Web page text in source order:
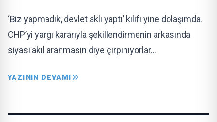
‘Biz yapmadık, devlet aklı yaptı’ kılıfı yine dolaşımda.
CHP’yi yargı kararıyla şekillendirmenin arkasında
siyasi akıl aranmasın diye çırpınıyorlar…
YAZININ DEVAMI